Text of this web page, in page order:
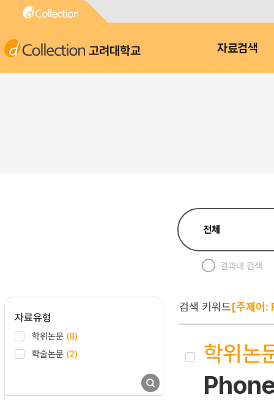
고려대학교 자료검색
결과내 검색
자료유형
학위논문 (8)
학술논문 (2)
검색 키워드[주제어:
학위논